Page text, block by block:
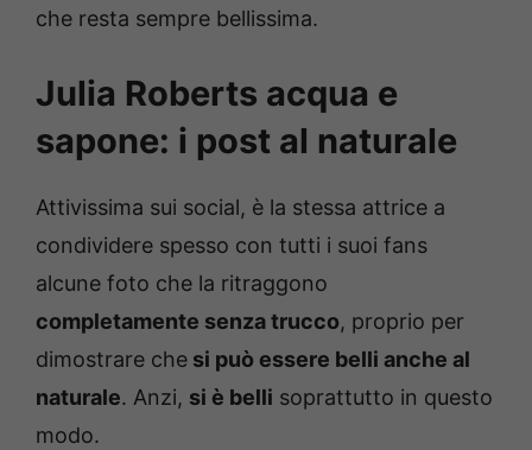
che resta sempre bellissima.
Julia Roberts acqua e
sapone: i post al naturale
Attivissima sui social, è la stessa attrice a
condividere spesso con tutti i suoi fans
alcune foto che la ritraggono
completamente senza trucco, proprio per
dimostrare che si può essere belli anche al
naturale. Anzi, si è belli soprattutto in questo
modo.